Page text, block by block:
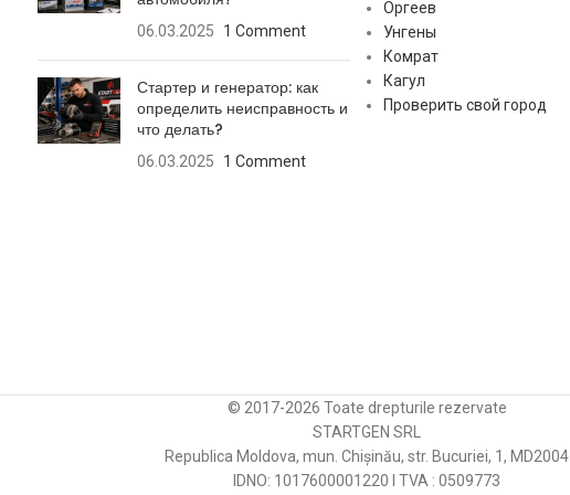
Оборот
[:]
06.03.2025 1 Comment
Стартер и генератор: как
определить неисправность и
что делать?
06.03.2025 1 Comment
Оргеев
Унгены
Комрат
Кагул
Проверить свой город
© 2017-2026 Toate drepturile rezervate
STARTGEN SRL
Republica Moldova, mun. Chișinău, str. Bucuriei, 1, MD2004
IDNO: 1017600001220 I TVA : 0509773